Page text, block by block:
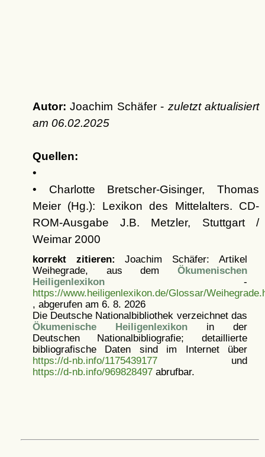
Autor: Joachim Schäfer - zuletzt aktualisiert
am 06.02.2025
Quellen:
•
• Charlotte Bretscher-Gisinger, Thomas
Meier (Hg.): Lexikon des Mittelalters. CD-
ROM-Ausgabe J.B. Metzler, Stuttgart /
Weimar 2000
korrekt zitieren: Joachim Schäfer: Artikel
Weihegrade, aus dem Ökumenischen
Heiligenlexikon-
https://www.heiligenlexikon.de/Glossar/
, abgerufen am 6. 8. 2026
Die Deutsche Nationalbibliothek verzeichnet das
Ökumenische Heiligenlexikonin der
Deutschen Nationalbibliografie; detaillierte
bibliografische Daten sind im Internet über
https://d-nb.info/1175439177und
https://d-nb.info/969828497abrufbar.